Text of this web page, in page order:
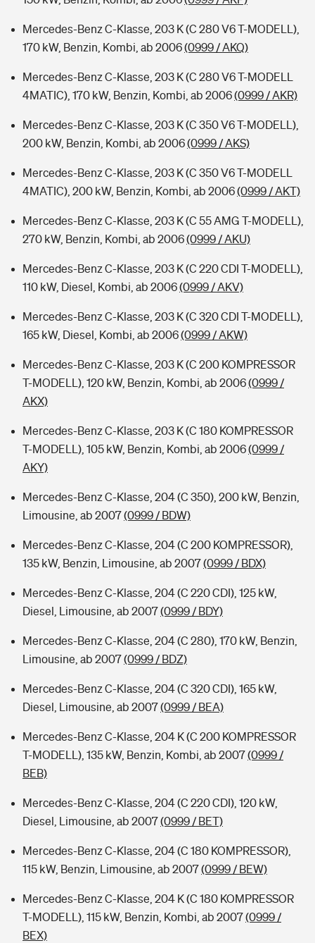
Mercedes-Benz C-Klasse, 203 K (C 280 V6 T-MODELL),
170 kW, Benzin, Kombi, ab 2006(0999 / AKQ)
Mercedes-Benz C-Klasse, 203 K (C 280 V6 T-MODELL
4MATIC), 170 kW, Benzin, Kombi, ab 2006(0999 / AKR)
Mercedes-Benz C-Klasse, 203 K (C 350 V6 T-MODELL),
200 kW, Benzin, Kombi, ab 2006(0999 / AKS)
Mercedes-Benz C-Klasse, 203 K (C 350 V6 T-MODELL
4MATIC), 200 kW, Benzin, Kombi, ab 2006(0999 / AKT)
Mercedes-Benz C-Klasse, 203 K (C 55 AMG T-MODELL),
270 kW, Benzin, Kombi, ab 2006(0999 / AKU)
Mercedes-Benz C-Klasse, 203 K (C 220 CDI T-MODELL),
110 kW, Diesel, Kombi, ab 2006(0999 / AKV)
Mercedes-Benz C-Klasse, 203 K (C 320 CDI T-MODELL),
165 kW, Diesel, Kombi, ab 2006(0999 / AKW)
Mercedes-Benz C-Klasse, 203 K (C 200 KOMPRESSOR
T-MODELL), 120 kW, Benzin, Kombi, ab 2006(0999 /
AKX)
Mercedes-Benz C-Klasse, 203 K (C 180 KOMPRESSOR
T-MODELL), 105 kW, Benzin, Kombi, ab 2006(0999 /
AKY)
Mercedes-Benz C-Klasse, 204 (C 350), 200 kW, Benzin,
Limousine, ab 2007(0999 / BDW)
Mercedes-Benz C-Klasse, 204 (C 200 KOMPRESSOR),
135 kW, Benzin, Limousine, ab 2007(0999 / BDX)
Mercedes-Benz C-Klasse, 204 (C 220 CDI), 125 kW,
Diesel, Limousine, ab 2007(0999 / BDY)
Mercedes-Benz C-Klasse, 204 (C 280), 170 kW, Benzin,
Limousine, ab 2007(0999 / BDZ)
Mercedes-Benz C-Klasse, 204 (C 320 CDI), 165 kW,
Diesel, Limousine, ab 2007(0999 / BEA)
Mercedes-Benz C-Klasse, 204 K (C 200 KOMPRESSOR
T-MODELL), 135 kW, Benzin, Kombi, ab 2007(0999 /
BEB)
Mercedes-Benz C-Klasse, 204 (C 220 CDI), 120 kW,
Diesel, Limousine, ab 2007(0999 / BET)
Mercedes-Benz C-Klasse, 204 (C 180 KOMPRESSOR),
115 kW, Benzin, Limousine, ab 2007(0999 / BEW)
Mercedes-Benz C-Klasse, 204 K (C 180 KOMPRESSOR
T-MODELL), 115 kW, Benzin, Kombi, ab 2007(0999 /
BEX)